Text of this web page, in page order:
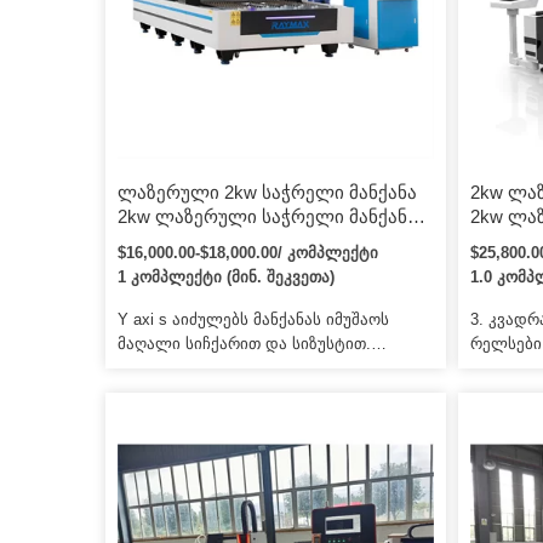
ზუსტი
და ა.შ.
სამუშაო მაგიდა უფრო ეფექტურია
მასალისთვის […]
ლაზერული 2kw საჭრელი მანქანა
2kw ლაზერული საჭრელი მანქანა
ქარხანა პირდაპირ მიწოდება 1 კვტ
ბოჭკოვანი ლაზერული საჭრელი /
1kw 1.5kw 2kw 3kw 4kw ბოჭკოვანი
ლაზერული საჭრელი დანადგარის
ფასი
$16,000.00-$18,000.00/ კომპლექტი
1 კომპლექტი (მინ. შეკვეთა)
Y axi s აიძულებს მანქანას იმუშაოს
მაღალი სიჩქარით და სიზუსტით.
სახარჯო ნაწილებს სააგენტოს ფასად,
როცა დაგჭირდებათ გამოცვლა.
2kw
2kw
LASER
1.0
3.
რელსები